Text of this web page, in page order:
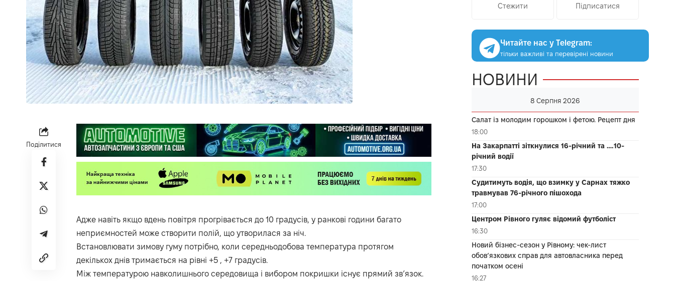
Поділитися
Адже навіть якщо вдень повітря прогрівається до 10 градусів, у ранкові години багато
неприємностей може створити полій, що утворилася за ніч.
Встановлювати зимову гуму потрібно, коли середньодобова температура протягом
декількох днів тримається на рівні +5 , +7 градусів.
Між температурою навколишнього середовища і вибором покришки існує прямий зв’язок.
Стежити Підписатися
Читайте нас у Telegram:
тільки важливі та перевірені новини
НОВИНИ
8 Серпня 2026
Салат із молодим горошком і фетою. Рецепт дня
18:00
На Закарпатті зіткнулися 16-річний та ….10-
річний водії
17:30
Судитимуть водія, що взимку у Сарнах тяжко
травмував 76-річного пішохода
17:00
Центром Рівного гуляє відомий футболіст
16:30
Новий бізнес-сезон у Рівному: чек-лист
обов’язкових справ для автовласника перед
початком осені
16:27